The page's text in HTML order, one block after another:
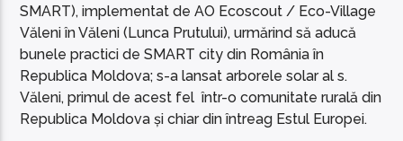
SMART), implementat de AO Ecoscout / Eco-Village
Văleni în Văleni (Lunca Prutului), urmărind să aducă
bunele practici de SMART city din România în
Republica Moldova; s-a lansat arborele solar al s.
Văleni, primul de acest fel într-o comunitate rurală din
Republica Moldova și chiar din întreag Estul Europei.